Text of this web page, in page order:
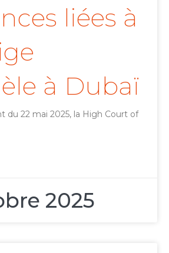
liées à
à Dubaï
du 22 mai 2025, la High Court of
2025